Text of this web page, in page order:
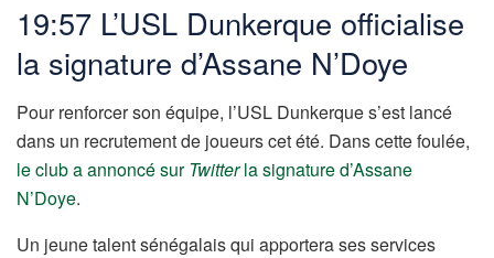
19:57 L’USL Dunkerque officialise
la signature d’Assane N’Doye
Pour renforcer son équipe, l’USL Dunkerque s’est lancé
dans un recrutement de joueurs cet été. Dans cette foulée,
le club a annoncé surTwitterla signature d’Assane
N’Doye.
Un jeune talent sénégalais qui apportera ses services